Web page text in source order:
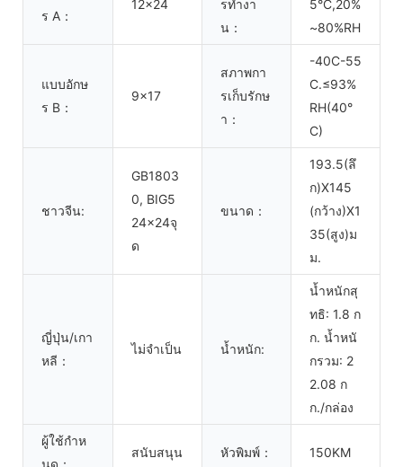
ร A：
12x24
รทำงา
น：
5°C,20%
~80%RH
แบบอักษ
ร B：
9x17
สภาพกา
รเก็บรักษ
า：
-40C-55
C.≤93%
RH(40°
C)
ชาวจีน:
GB1803
0, BIG5
24x24จุ
ด
ขนาด：
193.5(ลึ
ก)X145
(กว้าง)X1
35(สูง)ม
ม.
ญี่ปุ่น/เกา
หลี：
ไม่จำเป็น น้ำหนัก:
น้ำหนักสุ
ทธิ: 1.8 ก
ก. น้ำหนั
กรวม: 2
2.08 ก
ก./กล่อง
ผู้ใช้กำห
นด：
สนับสนุน หัวพิมพ์： 150KM